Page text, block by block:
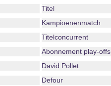
Titel
Kampioenenmatch
Titelconcurrent
Abonnement play-offs
David Pollet
Defour